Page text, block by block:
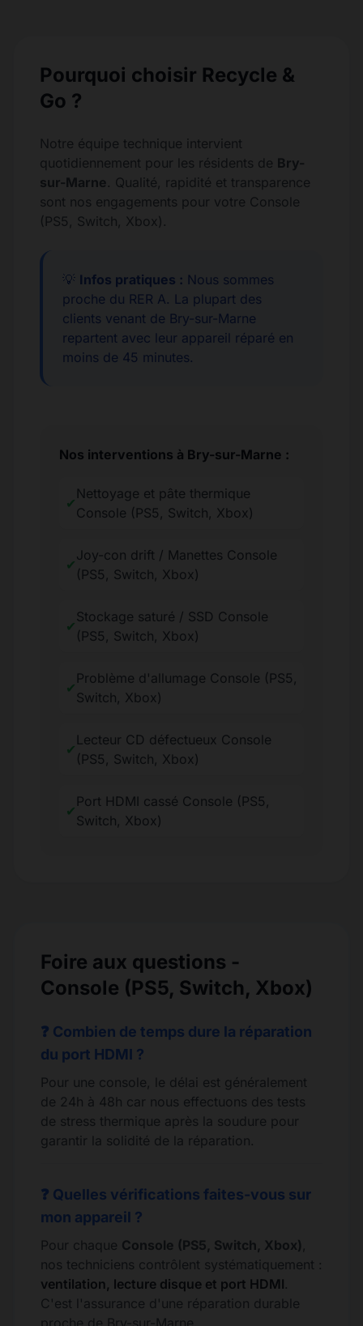
Pourquoi choisir Recycle &
Go ?
Notre équipe technique intervient
quotidiennement pour les résidents de Bry-
sur-Marne. Qualité, rapidité et transparence
sont nos engagements pour votre Console
(PS5, Switch, Xbox).
💡 Infos pratiques : Nous sommes
proche du RER A. La plupart des
clients venant de Bry-sur-Marne
repartent avec leur appareil réparé en
moins de 45 minutes.
Nos interventions à Bry-sur-Marne :
✔
Nettoyage et pâte thermique
Console (PS5, Switch, Xbox)
✔
Joy-con drift / Manettes Console
(PS5, Switch, Xbox)
✔
Stockage saturé / SSD Console
(PS5, Switch, Xbox)
✔
Problème d'allumage Console (PS5,
Switch, Xbox)
✔
Lecteur CD défectueux Console
(PS5, Switch, Xbox)
✔
Port HDMI cassé Console (PS5,
Switch, Xbox)
Foire aux questions -
Console (PS5, Switch, Xbox)
❓ Combien de temps dure la réparation
du port HDMI ?
Pour une console, le délai est généralement
de 24h à 48h car nous effectuons des tests
de stress thermique après la soudure pour
garantir la solidité de la réparation.
❓ Quelles vérifications faites-vous sur
mon appareil ?
Pour chaque Console (PS5, Switch, Xbox) ,
nos techniciens contrôlent systématiquement :
ventilation, lecture disque et port HDMI.
C'est l'assurance d'une réparation durable
proche de Bry-sur-Marne.